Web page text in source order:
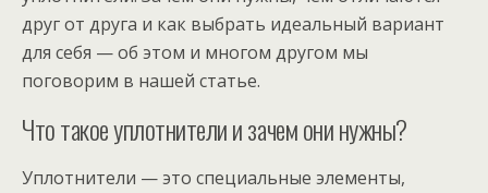
друг от друга и как выбрать идеальный вариант
для себя — об этом и многом другом мы
поговорим в нашей статье.
Что такое уплотнители и зачем они нужны?
Уплотнители — это специальные элементы,